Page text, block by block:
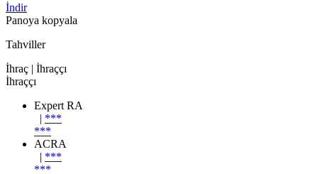
İndir
Panoya kopyala
Tahviller
İhraç | İhraççı
İhraççı
Expert RA
| ***
***
ACRA
| ***
***